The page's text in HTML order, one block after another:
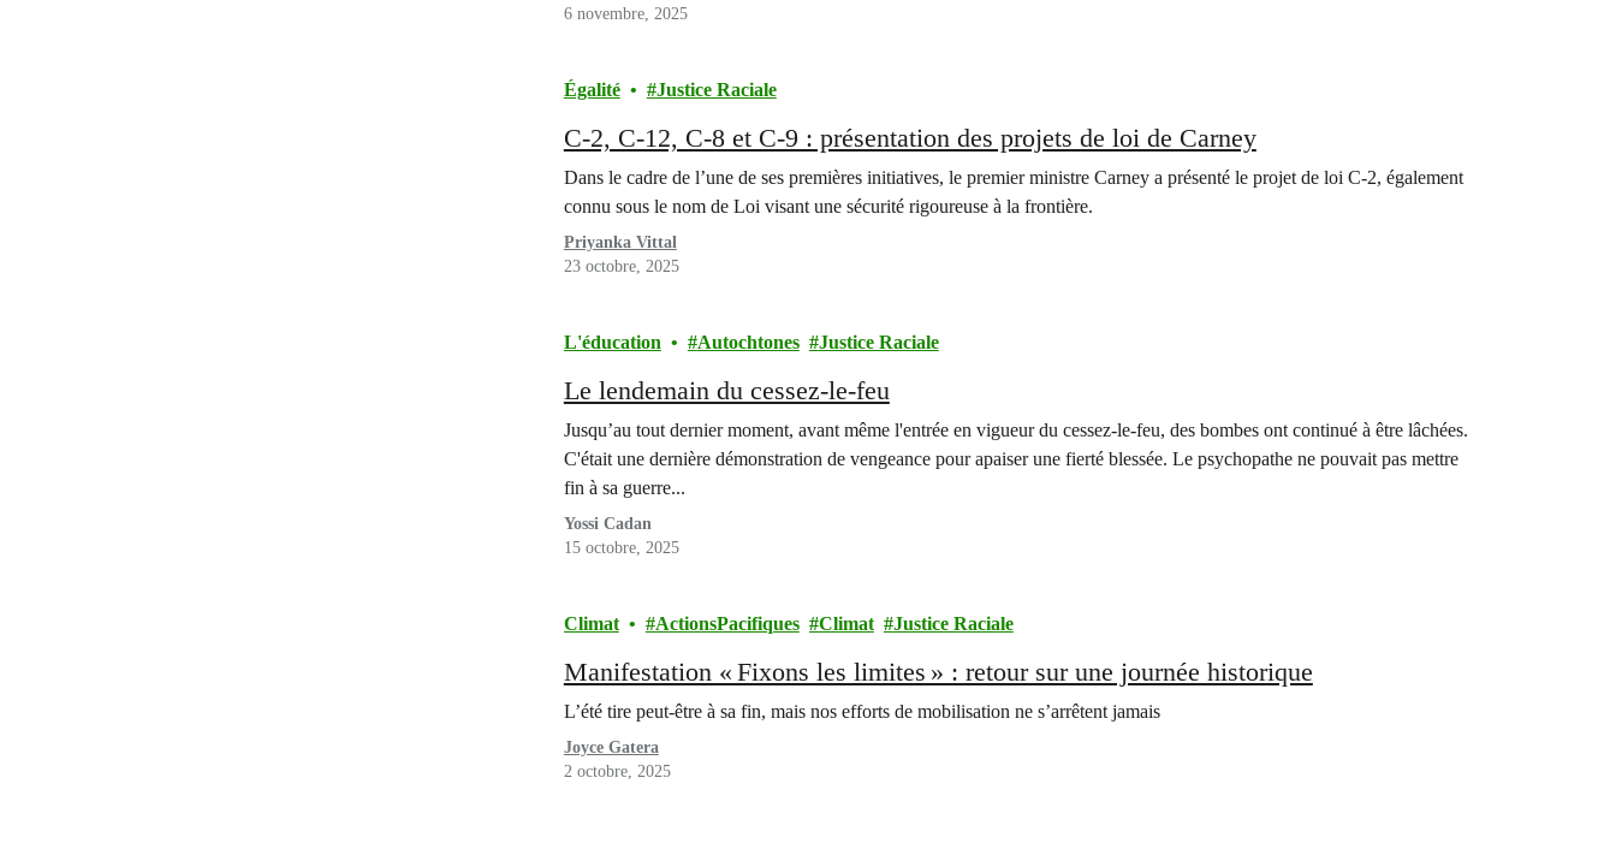
6 novembre, 2025
Égalité Justice Raciale
C-2, C-12, C-8 et C-9 : présentation des projets de loi de Carney
Dans le cadre de l’une de ses premières initiatives, le premier ministre Carney a présenté le projet de loi C-2, également
connu sous le nom de Loi visant une sécurité rigoureuse à la frontière.
Priyanka Vittal
23 octobre, 2025
L'éducation Autochtones Justice Raciale
Le lendemain du cessez-le-feu
Jusqu’au tout dernier moment, avant même l'entrée en vigueur du cessez-le-feu, des bombes ont continué à être lâchées.
C'était une dernière démonstration de vengeance pour apaiser une fierté blessée. Le psychopathe ne pouvait pas mettre
fin à sa guerre...
Yossi Cadan
15 octobre, 2025
Climat ActionsPacifiques Climat Justice Raciale
Manifestation « Fixons les limites » : retour sur une journée historique
L’été tire peut-être à sa fin, mais nos efforts de mobilisation ne s’arrêtent jamais
Joyce Gatera
2 octobre, 2025